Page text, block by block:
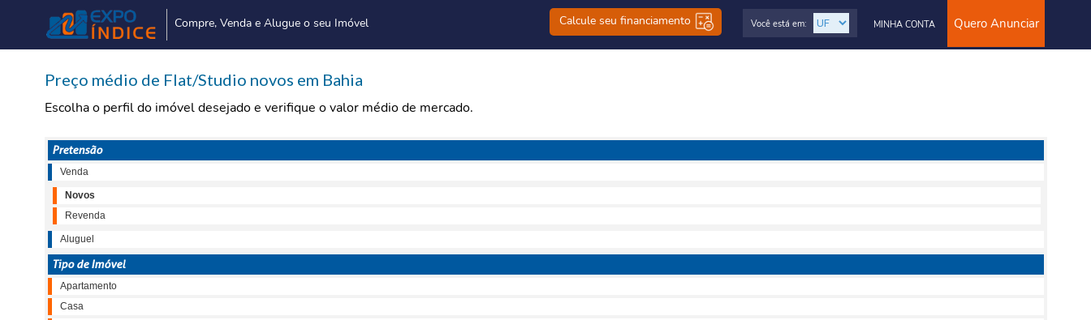
Compre, Venda e Alugue o seu Imóvel Calcule seu financiamento Quero Anunciar
MINHA CONTA
Você está em:
Preço médio de Flat/Studio novos em Bahia
Escolha o perfil do imóvel desejado e verifique o valor médio de mercado.
Pretensão
Venda
Novos
Revenda
Aluguel
Tipo de Imóvel
Apartamento
Casa